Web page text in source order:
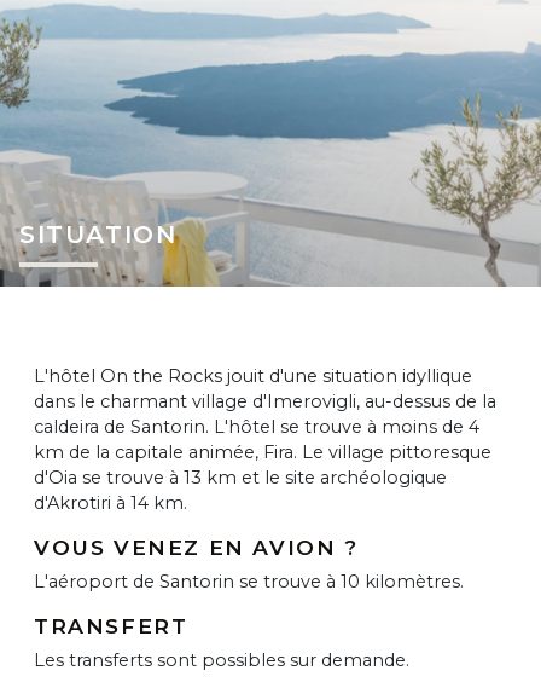
SITUATION
L'hôtel On the Rocks jouit d'une situation idyllique
dans le charmant village d'Imerovigli, au-dessus de la
caldeira de Santorin. L'hôtel se trouve à moins de 4
km de la capitale animée, Fira. Le village pittoresque
d'Oia se trouve à 13 km et le site archéologique
d'Akrotiri à 14 km.
VOUS VENEZ EN AVION ?
L'aéroport de Santorin se trouve à 10 kilomètres.
TRANSFERT
Les transferts sont possibles sur demande.